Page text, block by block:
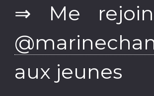
⇒ Me
aux jeunes